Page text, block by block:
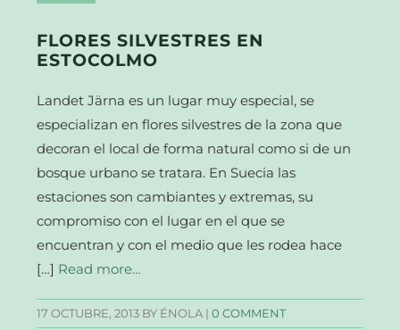
FLORES SILVESTRES EN
ESTOCOLMO
Landet Järna es un lugar muy especial, se
especializan en flores silvestres de la zona que
decoran el local de forma natural como si de un
bosque urbano se tratara. En Suecia las
estaciones son cambiantes y extremas, su
compromiso con el lugar en el que se
encuentran y con el medio que les rodea hace
[…] Read more…
17 OCTUBRE, 2013 BY ÉNOLA |0 COMMENT